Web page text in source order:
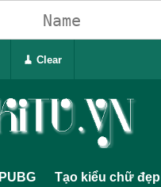
PUBG Tạo kiểu chữ đẹp
🧹 Clear